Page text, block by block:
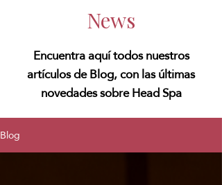
News
Encuentra aquí todos nuestros
artículos de Blog, con las últimas
novedades sobre Head Spa
Blog